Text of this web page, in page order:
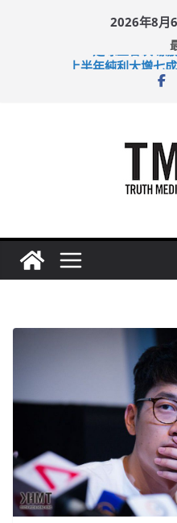
2026年8月6
足球盛會次場
上半年純利大增七